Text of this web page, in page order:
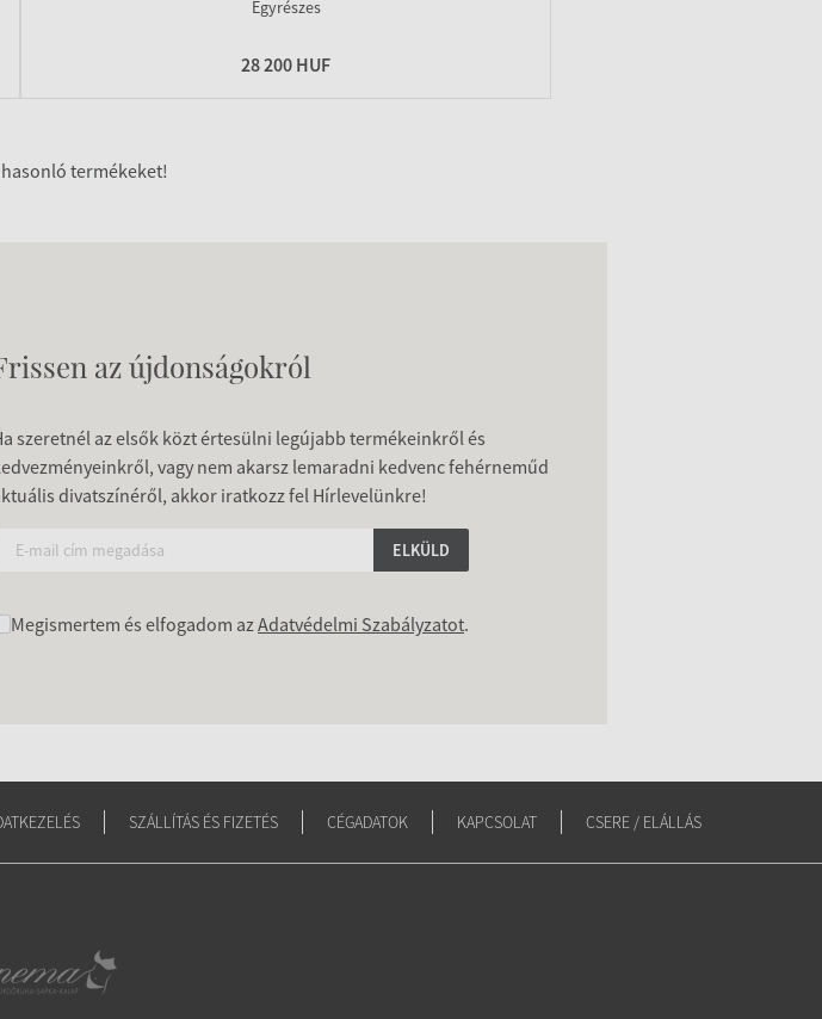
Egyrészes
28 200 HUF
termékeket!
az újdonságokról
szeretnél az elsők közt értesülni legújabb termékeinkről és
vagy nem akarsz lemaradni kedvenc fehérneműd
divatszínéről, akkor iratkozz fel Hírlevelünkre!
ELKÜLD
Megismertem és elfogadom azAdatvédelmi Szabályzatot.
SZÁLLÍTÁS ÉS FIZETÉS CÉGADATOK KAPCSOLAT CSERE / ELÁLLÁS